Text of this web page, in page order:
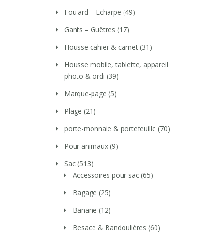
Foulard – Echarpe (49)
Gants – Guêtres (17)
Housse cahier & carnet (31)
Housse mobile, tablette, appareil
photo & ordi (39)
Marque-page (5)
Plage (21)
porte-monnaie & portefeuille (70)
Pour animaux (9)
Sac (513)
Accessoires pour sac (65)
Bagage (25)
Banane (12)
Besace & Bandoulières (60)